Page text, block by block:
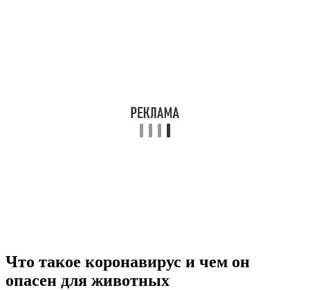
Что такое коронавирус и чем он
опасен для животных